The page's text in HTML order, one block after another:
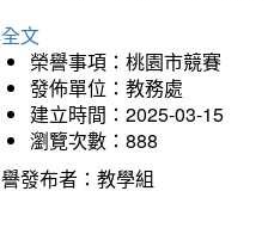
文
榮譽事項：桃園市競賽
發佈單位：教務處
建立時間：2025-03-15
瀏覽次數：888
發布者：教學組